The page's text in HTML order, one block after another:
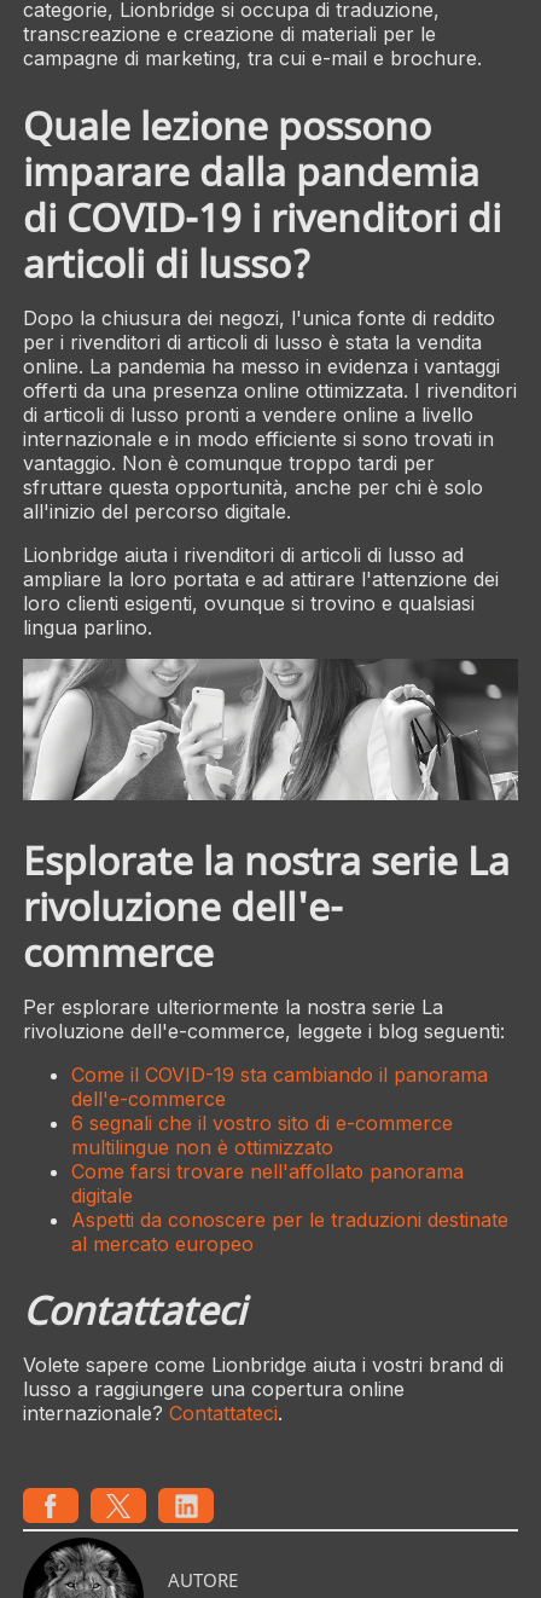
categorie, Lionbridge si occupa di traduzione,
transcreazione e creazione di materiali per le
campagne di marketing, tra cui e-mail e brochure.
Quale lezione possono
imparare dalla pandemia
di COVID-19 i rivenditori di
articoli di lusso?
Dopo la chiusura dei negozi, l'unica fonte di reddito
per i rivenditori di articoli di lusso è stata la vendita
online. La pandemia ha messo in evidenza i vantaggi
offerti da una presenza online ottimizzata. I rivenditori
di articoli di lusso pronti a vendere online a livello
internazionale e in modo efficiente si sono trovati in
vantaggio. Non è comunque troppo tardi per
sfruttare questa opportunità, anche per chi è solo
all'inizio del percorso digitale.
Lionbridge aiuta i rivenditori di articoli di lusso ad
ampliare la loro portata e ad attirare l'attenzione dei
loro clienti esigenti, ovunque si trovino e qualsiasi
lingua parlino.
Esplorate la nostra serie La
rivoluzione dell'e-
commerce
Per esplorare ulteriormente la nostra serie La
rivoluzione dell'e-commerce, leggete i blog seguenti:
Come il COVID-19 sta cambiando il panorama
dell'e-commerce
6 segnali che il vostro sito di e-commerce
multilingue non è ottimizzato
Come farsi trovare nell'affollato panorama
digitale
Aspetti da conoscere per le traduzioni destinate
al mercato europeo
Contattateci
Volete sapere come Lionbridge aiuta i vostri brand di
lusso a raggiungere una copertura online
internazionale? Contattateci.
AUTORE